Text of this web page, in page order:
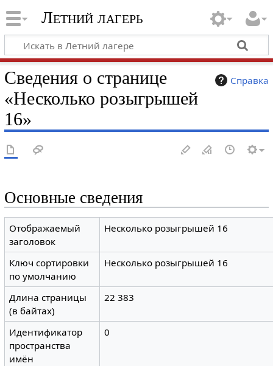
Летний лагерь
Справка
Сведения о странице
«Несколько розыгрышей
16»
Основные сведения
Отображаемый
заголовок
Несколько розыгрышей 16
Ключ сортировки
по умолчанию
Несколько розыгрышей 16
Длина страницы
(в байтах)
22 383
Идентификатор
пространства
имён
0